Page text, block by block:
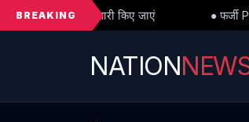
BREAKING
जाएं ● फर्जी PhD विवाद में बड़ा मोड़:
NATION